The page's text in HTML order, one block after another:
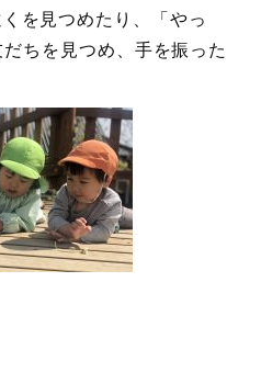
を見つめたり、「やっ
ちを見つめ、手を振った